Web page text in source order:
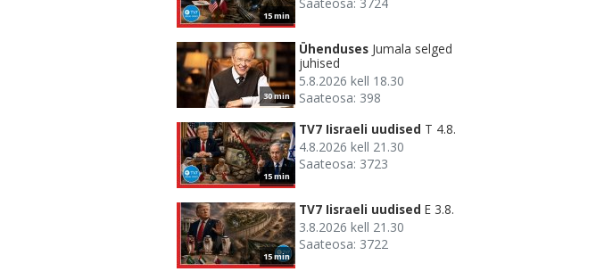
15 min
30 min
Ühenduses Jumala selged
juhised
5.8.2026 kell 18.30
Saateosa: 398
15 min
TV7 Iisraeli uudised T 4.8.
4.8.2026 kell 21.30
Saateosa: 3723
15 min
TV7 Iisraeli uudised E 3.8.
3.8.2026 kell 21.30
Saateosa: 3722